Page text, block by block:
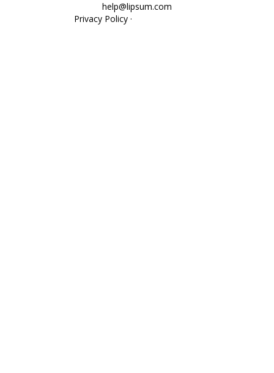
help@lipsum.com
Privacy Policy·